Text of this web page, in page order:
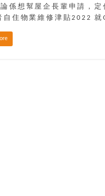
係想幫屋企長輩申請，
自住物業維修津貼2022 就